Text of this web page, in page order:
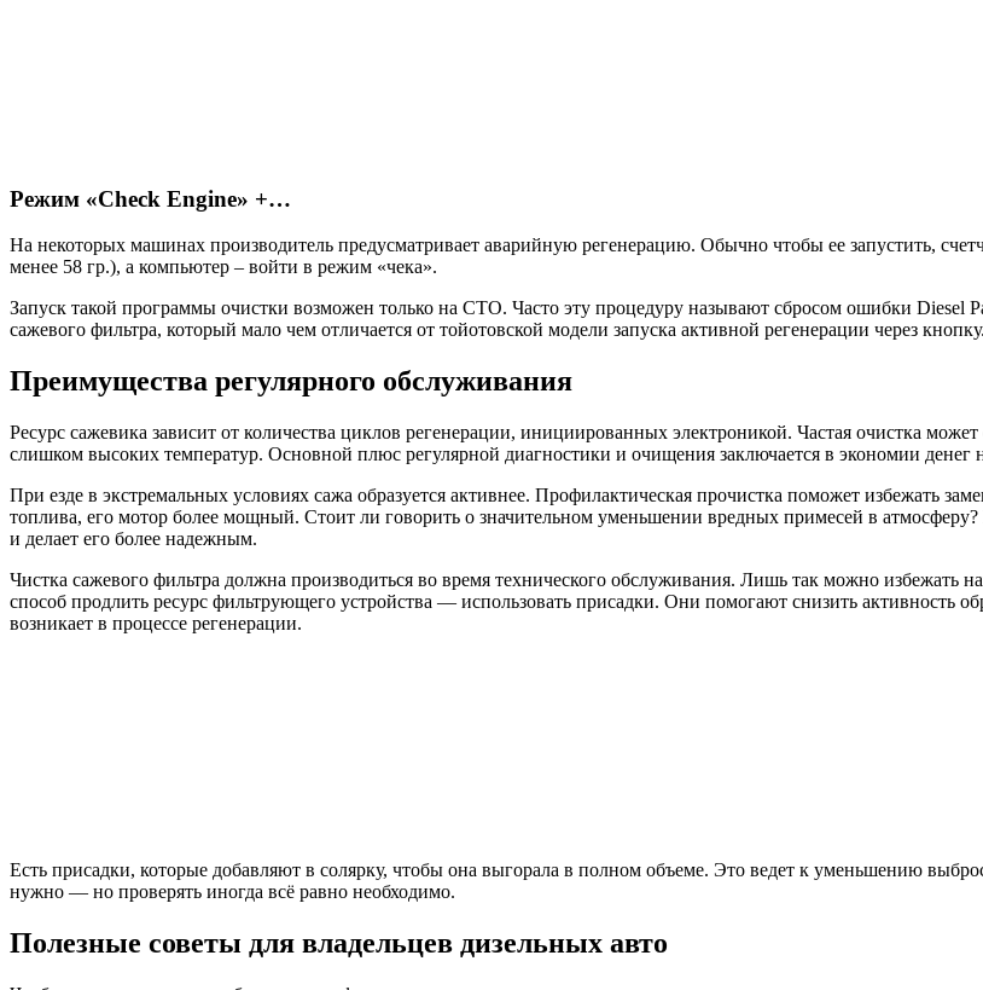
Режим «Check Engine» +…
На некоторых машинах производитель предусматривает аварийную регенерацию. Обычно чтобы ее запустить,
менее 58 гр.), а компьютер – войти в режим «чека».
Запуск такой программы очистки возможен только на СТО. Часто эту процедуру называют сбросом ошибки
сажевого фильтра, который мало чем отличается от тойотовской модели запуска активной регенерации через кнопку.
Преимущества регулярного обслуживания
Ресурс сажевика зависит от количества циклов регенерации, инициированных электроникой. Частая очистка
слишком высоких температур. Основной плюс регулярной диагностики и очищения заключается в экономии денег
При езде в экстремальных условиях сажа образуется активнее. Профилактическая прочистка поможет избежать
топлива, его мотор более мощный. Стоит ли говорить о значительном уменьшении вредных примесей в
и делает его более надежным.
Чистка сажевого фильтра должна производиться во время технического обслуживания. Лишь так можно избежать
способ продлить ресурс фильтрующего устройства — использовать присадки. Они помогают снизить активность
возникает в процессе регенерации.
Есть присадки, которые добавляют в солярку, чтобы она выгорала в полном объеме. Это ведет к уменьшению
нужно — но проверять иногда всё равно необходимо.
Полезные советы для владельцев дизельных авто